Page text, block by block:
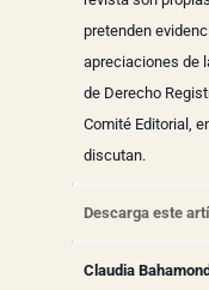
pretenden
apreciaciones de
de Derecho
Comité Editorial,
discutan.
Descarga este
Claudia